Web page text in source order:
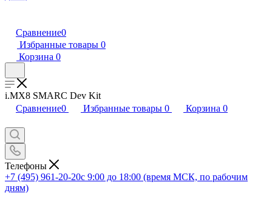
Сравнение0
Избранные товары 0
Корзина 0
i.MX8 SMARC Dev Kit
Сравнение0 Избранные товары 0 Корзина 0
Телефоны
+7 (495) 961-20-20с 9:00 до 18:00 (время МСК, по рабочим
дням)